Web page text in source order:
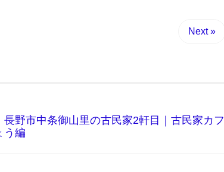
Next »
長野市中条御山里の古民家2軒目｜古民家カフ
う編